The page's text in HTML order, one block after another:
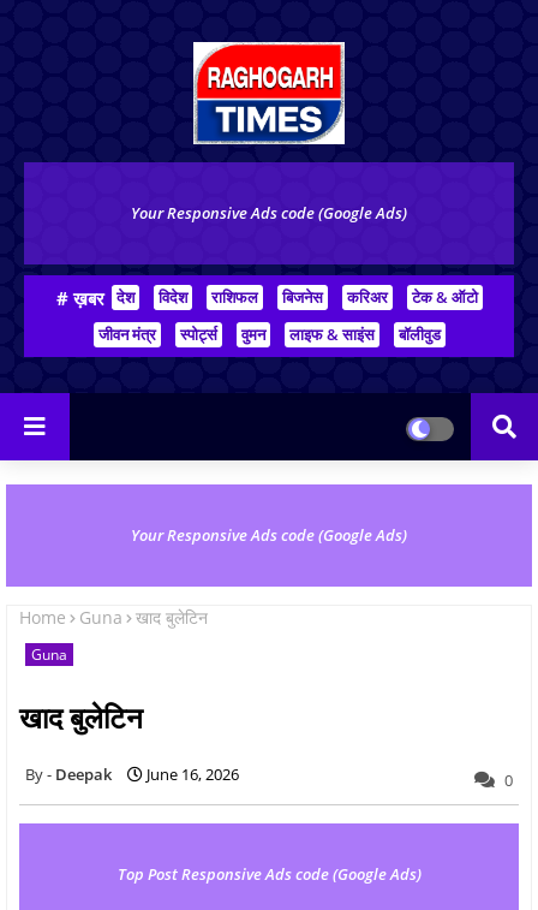
Your Responsive Ads code (Google Ads)
# ख़बर देश विदेश राशिफल बिजनेस करिअर
टेक & ऑटो
जीवन मंत्र
स्पोर्ट्स वुमन लाइफ & साइंस बॉलीवुड
Your Responsive Ads code (Google Ads)
Home Guna खाद बुलेटिन
Guna
खाद बुलेटिन
Deepak June 16, 2026 0
Top Post Responsive Ads code (Google Ads)